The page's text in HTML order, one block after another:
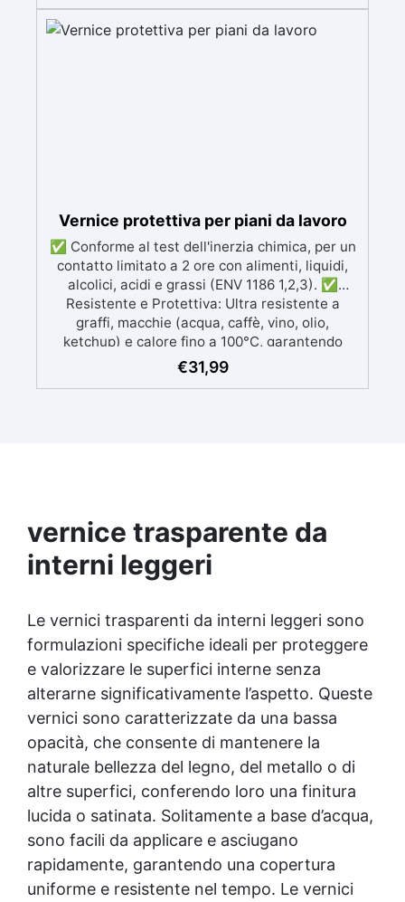
ideale per resine prive di pigmento
fosforescente e legno. ✅ Essiccazione Rapida:
prestazioni e qualità grazie ai rigorosi test
effettuati da Resin Pro.
Vernice protettiva per piani da lavoro
✅ Conforme al test dell'inerzia chimica, per un
contatto limitato a 2 ore con alimenti, liquidi,
alcolici, acidi e grassi (ENV 1186 1,2,3). ✅
Resistente e Protettiva: Ultra resistente a
graffi, macchie (acqua, caffè, vino, olio,
ketchup) e calore fino a 100°C, garantendo
protezione duratura. ✅ Compatibile con
Diverse Superfici: Può essere applicata su
leggermente biancastra durante l'applicazione,
ma diventa completamente satinata e incolore
una volta asciutta.
€31,99
vernice trasparente da
interni leggeri
Le vernici trasparenti da interni leggeri sono
formulazioni specifiche ideali per proteggere
e valorizzare le superfici interne senza
alterarne significativamente l’aspetto. Queste
vernici sono caratterizzate da una bassa
opacità, che consente di mantenere la
naturale bellezza del legno, del metallo o di
altre superfici, conferendo loro una finitura
lucida o satinata. Solitamente a base d’acqua,
sono facili da applicare e asciugano
rapidamente, garantendo una copertura
uniforme e resistente nel tempo. Le vernici